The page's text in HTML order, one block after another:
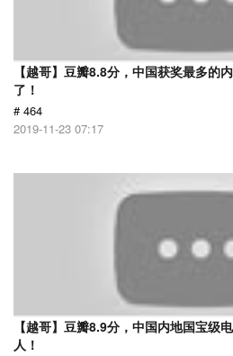
【越哥】豆瓣8.8分，中国获奖最多的
了！
# 464
2019-11-23 07:17
【越哥】豆瓣8.9分，中国内地国宝级
人！